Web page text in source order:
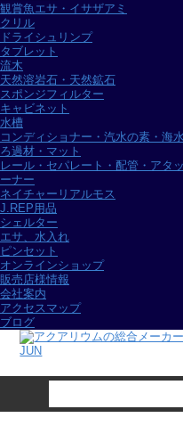
観賞魚エサ・イサザアミ
クリル
ドライシュリンプ
タブレット
流木
天然溶岩石・天然鉱石
スポンジフィルター
キャビネット
水槽
コンディショナー・汽水の素・海
ろ過材・マット
レール・セパレート・配管・アタ
ーナー
ネイチャーリアルモス
J.REP用品
シェルター
エサ、水入れ
ピンセット
オンラインショップ
販売店様情報
会社案内
アクセスマップ
ブログ